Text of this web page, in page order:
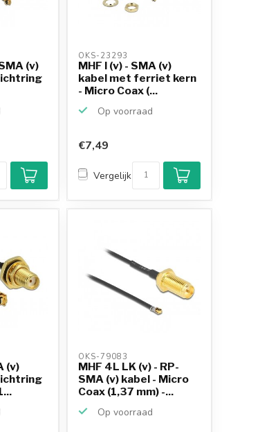
(v)
OKS-23293
MHF I (v) - SMA (v)
kabel met ferriet kern
- Micro Coax (...
Op voorraad
€7,49
Vergelijk
(v)
OKS-79083
MHF 4L LK (v) - RP-
SMA (v) kabel - Micro
Coax (1,37 mm) -...
Op voorraad